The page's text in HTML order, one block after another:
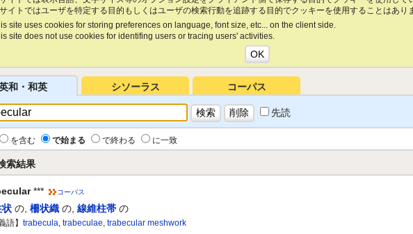
イトではユーザを特定する目的もしくはユーザの検索行動を追跡する目的でクッキーを使用することはあり
site uses cookies for storing preferences on language, font size, etc... on the client side.
site does not use cookies for identifing users or tracing users' activities.
和・和英 シソーラス コーパス
先読
を含む で始まる で終わる
に一致
索結果
*** コーパス
状 の 柵状織 の 線維柱帯 の
語】 trabecula, trabeculae, trabecular meshwork